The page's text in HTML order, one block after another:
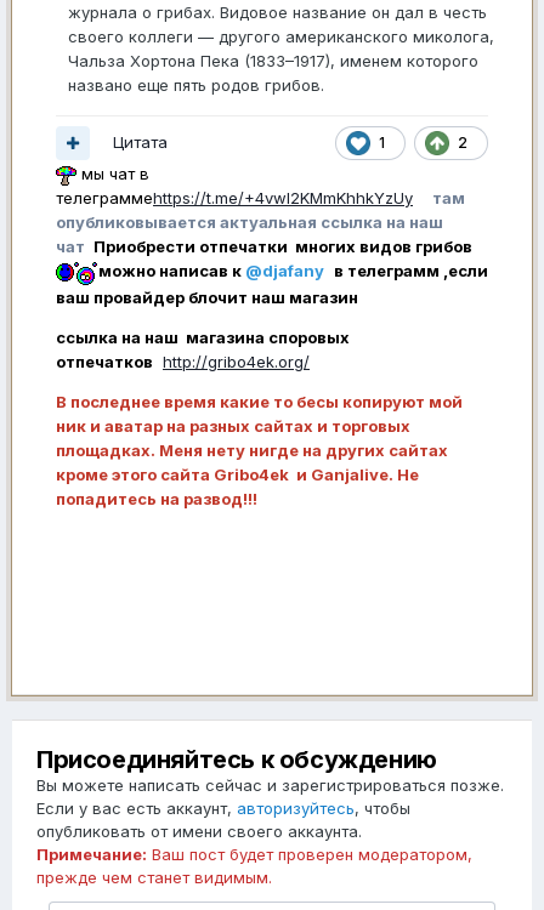
журнала о грибах. Видовое название он дал в честь
своего коллеги — другого американского миколога,
Чальза Хортона Пека (1833–1917), именем которого
названо еще пять родов грибов.
1 2
Цитата
мы чат в
телеграммеhttps://t.me/+4vwl2KMmKhhkYzUy
там
опубликовывается актуальная ссылка на наш
чат Приобрести отпечатки многих видов грибов
можно написав к @djafany в телеграмм ,если
ваш провайдер блочит наш магазин
ссылка на наш магазина споровых
отпечатков http://gribo4ek.org/
В последнее время какие то бесы копируют мой
ник и аватар на разных сайтах и торговых
площадках. Меня нету нигде на других сайтах
кроме этого сайта Gribo4ek и Ganjalive. Не
попадитесь на развод!!!
Присоединяйтесь к обсуждению
Вы можете написать сейчас и зарегистрироваться позже.
Если у вас есть аккаунт, авторизуйтесь, чтобы
опубликовать от имени своего аккаунта.
Примечание: Ваш пост будет проверен модератором,
прежде чем станет видимым.